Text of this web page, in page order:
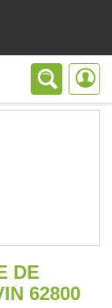
DE
62800